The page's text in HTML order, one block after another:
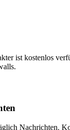
ist kostenlos
Nachrichten.